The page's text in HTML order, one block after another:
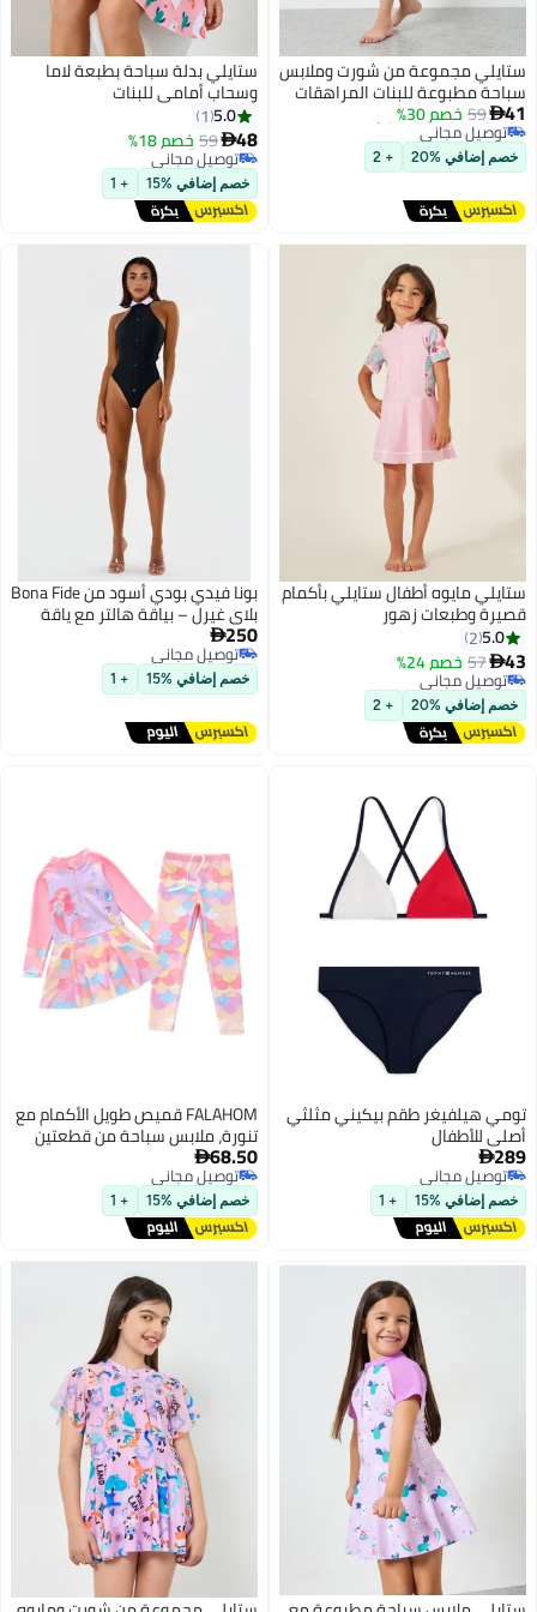
ستايلي مجموعة من شورت وملابس
سباحة مطبوعة للبنات المراهقات
41
59 خصم 30%
أقل سعر في 30 يوم
توصيل مجاني
أقل سعر في 30 يوم
خصم إضافي %20 + 2
ستايلي بدلة سباحة بطبعة لاما
وسحاب أمامي للبنات
5.0
1
48
59 خصم 18% #16 في ملابس سباحة للبنات
توصيل مجاني
#16 في ملابس سباحة للبنات
خصم إضافي %15 + 1
ستايلي مايوه أطفال ستايلي بأكمام
قصيرة وطبعات زهور
5.0
2
43
57 خصم 24%
توصيل مجاني
توصيل مجاني
خصم إضافي %20 + 2
بونا فيدي بودي أسود من Bona Fide
بلاي غيرل – بياقة هالتر مع ياقة
مميزة لافتة للنظر
250
توصيل مجاني
توصيل مجاني
خصم إضافي %15 + 1
تومي هيلفيغر طقم بيكيني مثلثي
أصلي للأطفال
289
توصيل مجاني
توصيل مجاني
خصم إضافي %15 + 1
FALAHOM قميص طويل الأكمام مع
تنورة، ملابس سباحة من قطعتين
على شكل حورية البحر للفتيات،
50+ للأعمار من 2 إلى 10 سنوات
68.50
توصيل مجاني
توصيل مجاني
خصم إضافي %15 + 1